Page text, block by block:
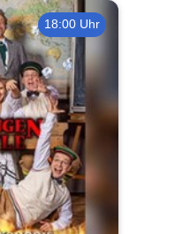
18:00 Uhr